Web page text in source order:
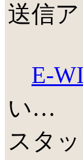
送信
E-
い…
スタ